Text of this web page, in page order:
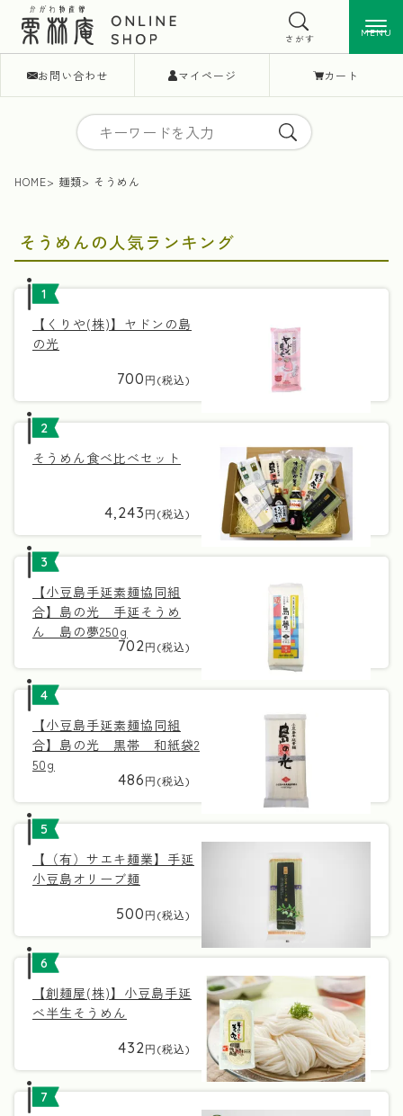
お問い合わせ マイページ カート
MENU
さがす MENU
HOME 麺類 そうめん
そうめんの人気ランキング
1
【くりや(株)】ヤドンの島
の光
700
2
そうめん食べ比べセット
4,243
3
【小豆島手延素麺協同組
合】島の光 手延そうめ
ん 島の夢250g
702
4
【小豆島手延素麺協同組
合】島の光 黒帯 和紙袋2
50g
486
5
【（有）サエキ麺業】手延
小豆島オリーブ麺
500
6
【創麺屋(株)】小豆島手延
べ半生そうめん
432
7